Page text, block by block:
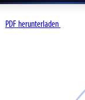
PDF herunterladen